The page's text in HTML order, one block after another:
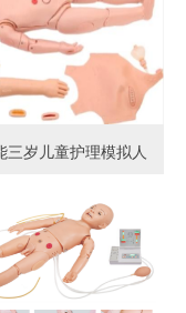
三岁儿童护理模拟人